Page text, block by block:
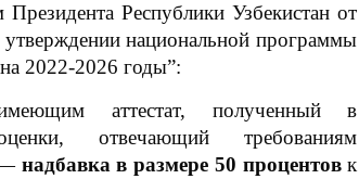
Президента Республики Узбекистан от
национальной программы
2022-2026 годы”:
аттестат, полученный в
отвечающий требованиям
— надбавка в размере 50 процентовк